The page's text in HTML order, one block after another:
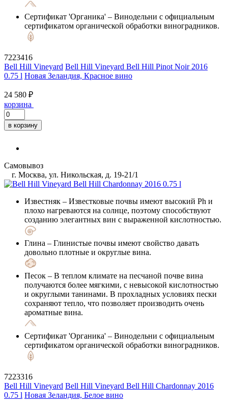
Сертификат 'Органика' – Винодельни с официальным
сертификатом органической обработки виноградников.
7223416
Bell Hill Vineyard Bell Hill Vineyard Bell Hill Pinot Noir 2016
0.75 l Новая Зеландия, Красное вино
24 580 ₽
корзина
в корзину
Самовывоз
г. Москва, ул. Никольская, д. 19-21/1
Известняк – Известковые почвы имеют высокий Ph и
плохо нагреваются на солнце, поэтому способствуют
созданию элегантных вин с выраженной кислотностью.
Глина – Глинистые почвы имеют свойство давать
довольно плотные и округлые вина.
Песок – В теплом климате на песчаной почве вина
получаются более мягкими, с невысокой кислотностью
и округлыми танинами. В прохладных условиях пески
сохраняют тепло, что позволяет производить очень
ароматные вина.
Сертификат 'Органика' – Винодельни с официальным
сертификатом органической обработки виноградников.
7223316
Bell Hill Vineyard Bell Hill Vineyard Bell Hill Chardonnay 2016
0.75 l Новая Зеландия, Белое вино